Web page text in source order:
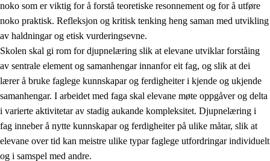
noko som er viktig for å forstå teoretiske resonnement og for å utføre
noko praktisk. Refleksjon og kritisk tenking heng saman med utvikling
av haldningar og etisk vurderingsevne.
Skolen skal gi rom for djupnelæring slik at elevane utviklar forståing
av sentrale element og samanhengar innanfor eit fag, og slik at dei
lærer å bruke faglege kunnskapar og ferdigheiter i kjende og ukjende
samanhengar. I arbeidet med faga skal elevane møte oppgåver og delta
i varierte aktivitetar av stadig aukande kompleksitet. Djupnelæring i
fag inneber å nytte kunnskapar og ferdigheiter på ulike måtar, slik at
elevane over tid kan meistre ulike typar faglege utfordringar individuelt
og i samspel med andre.